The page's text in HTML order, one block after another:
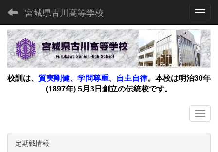
宮城県古川高等学校
校訓は、 質実剛健、学問尊重、自主自律。 本校は明治30年
(1897年) 5月3日創立の伝統校です。
定期戦情報